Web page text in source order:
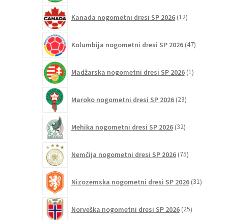
Kanada nogometni dresi SP 2026 12izdelkov
Kolumbija nogometni dresi SP 2026 47izdelkov
Madžarska nogometni dresi SP 2026 1izdelek
Maroko nogometni dresi SP 2026 23izdelkov
Mehika nogometni dresi SP 2026 32izdelkov
Nemčija nogometni dresi SP 2026 75izdelkov
Nizozemska nogometni dresi SP 2026 31izdelkov
Norveška nogometni dresi SP 2026 25izdelkov